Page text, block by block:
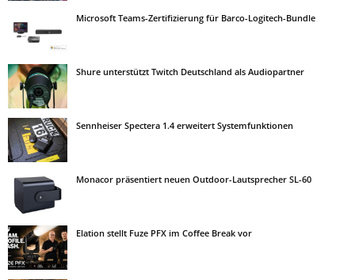
Microsoft Teams-Zertifizierung für Barco-Logitech-Bundle
Shure unterstützt Twitch Deutschland als Audiopartner
Sennheiser Spectera 1.4 erweitert Systemfunktionen
Monacor präsentiert neuen Outdoor-Lautsprecher SL-60
Elation stellt Fuze PFX im Coffee Break vor